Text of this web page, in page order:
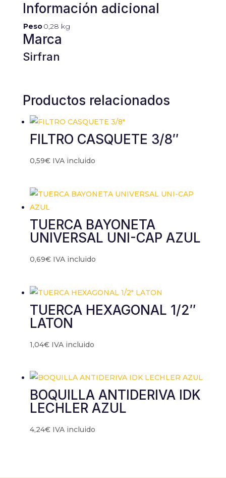
Información adicional
Peso0,28 kg
Marca
Sirfran
Productos relacionados
FILTRO CASQUETE 3/8″
0,59€ IVA incluido
TUERCA BAYONETA
UNIVERSAL UNI-CAP AZUL
0,69€ IVA incluido
TUERCA HEXAGONAL 1/2″
LATON
1,04€ IVA incluido
BOQUILLA ANTIDERIVA IDK
LECHLER AZUL
4,24€ IVA incluido